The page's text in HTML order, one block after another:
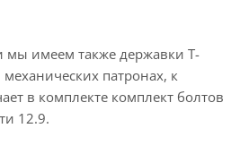
имеем также державки Т-
патронах, к
в комплекте комплект болтов
12.9.